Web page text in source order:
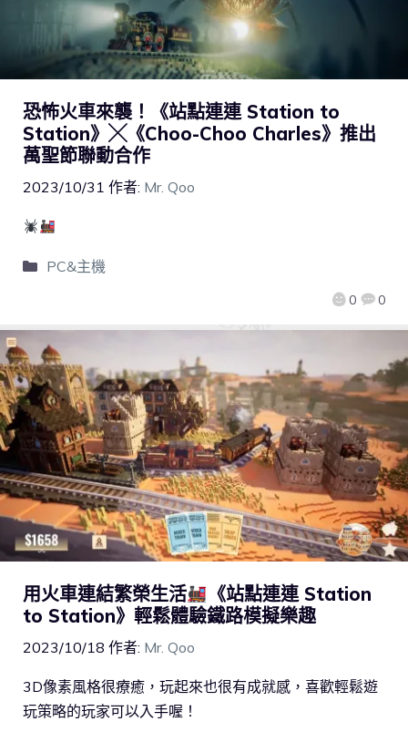
恐怖火車來襲！《站點連連 Station to
Station》╳《Choo-Choo Charles》推出
萬聖節聯動合作
2023/10/31 作者: Mr. Qoo
0 0
PC&主機
用火車連結繁榮生活
《站點連連 Station
to Station》輕鬆體驗鐵路模擬樂趣
2023/10/18 作者: Mr. Qoo
3D像素風格很療癒，玩起來也很有成就感，喜歡輕鬆遊
玩策略的玩家可以入手喔！